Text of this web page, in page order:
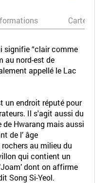
Carte
signifie “clair comme
au nord-est de
appellé le Lac
un endroit réputé pour
Il s'agit aussi du
de Hwarang mais aussi
de l’ âge
rochers au milieu du
qui contient un
dont on affirme
Song Si-Yeol.